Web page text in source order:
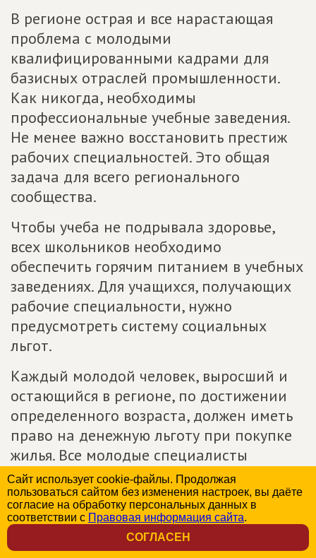
В регионе острая и все нарастающая
проблема с молодыми
квалифицированными кадрами для
базисных отраслей промышленности.
Как никогда, необходимы
профессиональные учебные заведения.
Не менее важно восстановить престиж
рабочих специальностей. Это общая
задача для всего регионального
сообщества.
Чтобы учеба не подрывала здоровье,
всех школьников необходимо
обеспечить горячим питанием в учебных
заведениях. Для учащихся, получающих
рабочие специальности, нужно
предусмотреть систему социальных
льгот.
Каждый молодой человек, выросший и
остающийся в регионе, по достижении
определенного возраста, должен иметь
право на денежную льготу при покупке
жилья. Все молодые специалисты
должны обеспечиваться жильем в
муниципальных общежитиях;
8) гарантировать людям с
ограниченными возможностями
Сайт использует cookie-файлы. Продолжая
пользоваться сайтом без изменения настроек, вы даёте
согласие на обработку персональных данных в
соответствии с Правовая информация сайта.
СОГЛАСЕН